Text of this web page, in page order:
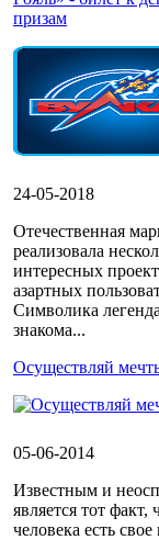
призам
24-05-2018
Отечественная
реализовала
интересных
азартных
Символика
знакома...
Осуществляй
05-06-2014
Известным и
является тот факт,
человека есть